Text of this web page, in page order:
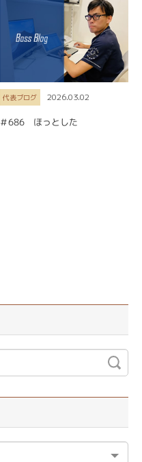
代表ブログ 2026.03.02
＃686 ほっとした